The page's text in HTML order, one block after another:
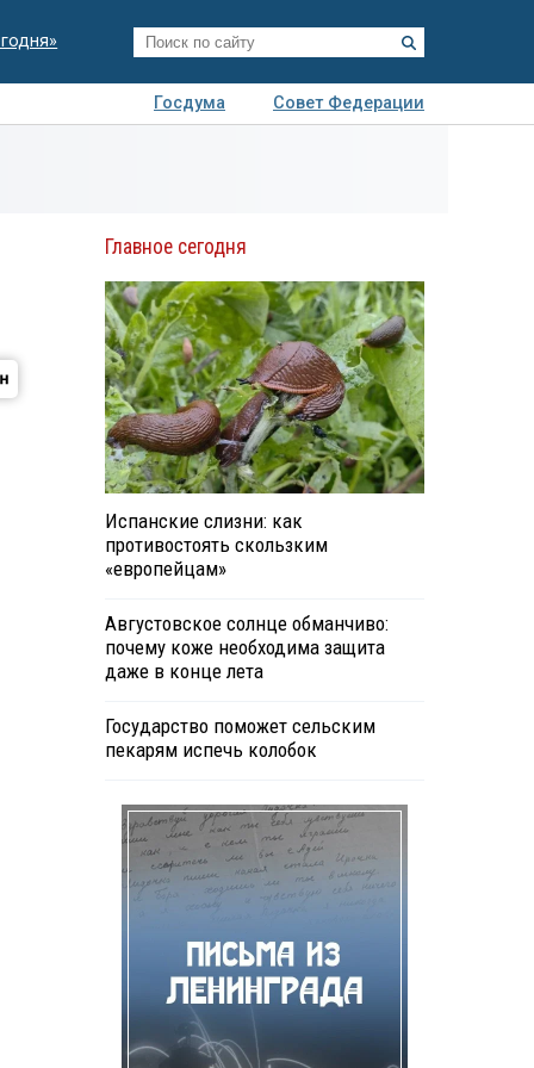
Госдума
Совет Федерации
Главное сегодня
Испанские слизни: как
противостоять скользким
«европейцам»
Августовское солнце обманчиво:
почему коже необходима защита
даже в конце лета
Государство поможет сельским
пекарям испечь колобок